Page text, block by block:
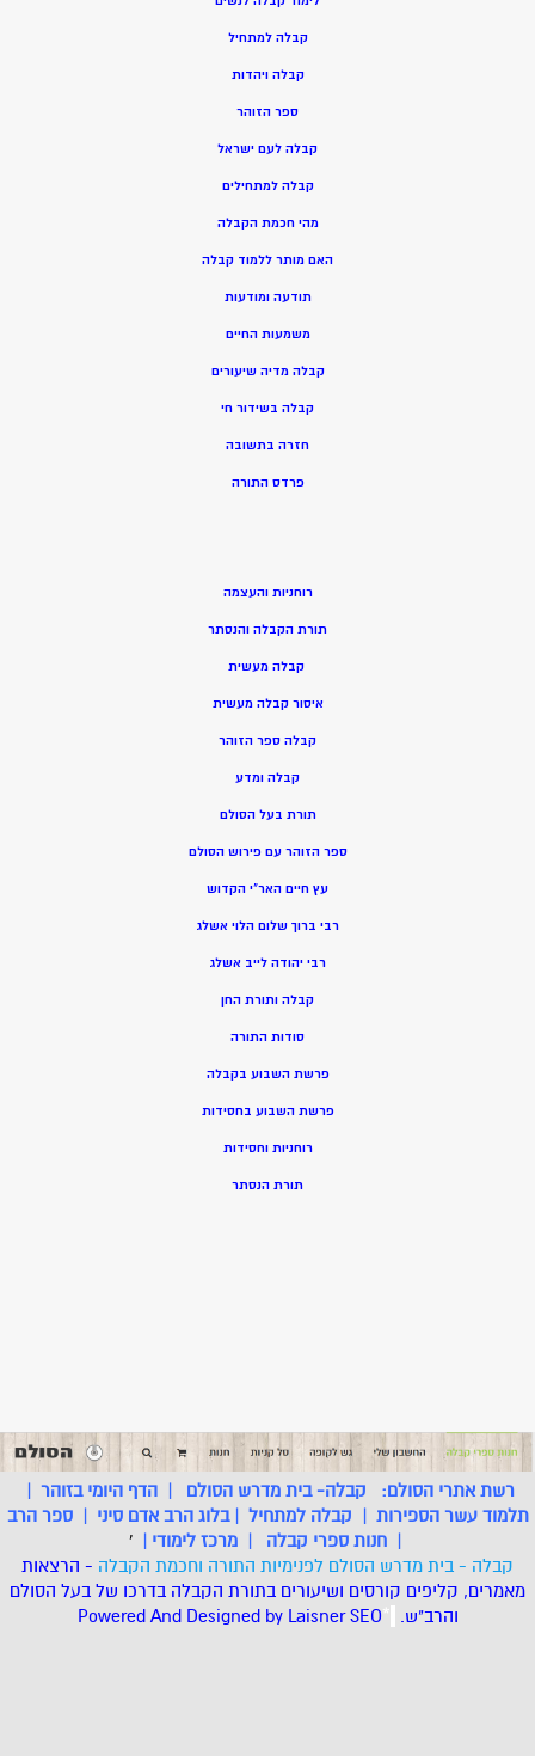
קבלה למתחיל
קבלה ויהדות
ספר הזוהר
קבלה לעם ישראל
קבלה למתחילים
מהי חכמת הקבלה
האם מותר ללמוד קבלה
תודעה ומודעות
משמעות החיים
קבלה מדיה שיעורים
קבלה בשידור חי
חזרה בתשובה
פרדס התורה
רוחניות והעצמה
תורת הקבלה והנסתר
קבלה מעשית
איסור קבלה מעשית
קבלה ספר הזוהר
קבלה ומדע
תורת בעל הסולם
ספר הזוהר עם פירוש הסולם
עץ חיים האר”י הקדוש
רבי ברוך שלום הלוי אשלג
רבי יהודה לייב אשלג
קבלה ותורת החן
סודות התורה
פרשת השבוע בקבלה
פרשת השבוע בחסידות
רוחניות וחסידות
תורת הנסתר
רשת אתרי הסולם: קבלה- בית מדרש הסולם |הדף היומי בזוהר |
תלמוד עשר הספירות | קבלה למתחיל |בלוג הרב אדם סיני |ספר הרב
| חנות ספרי קבלה | מרכז לימודי |
'
קבלה - בית מדרש הסולם לפנימיות התורה וחכמת הקבלה - הרצאות
מאמרים, קליפים קורסים ושיעורים בתורת הקבלה בדרכו של בעל הסולם
והרב"ש. *
Powered And Designed by LaisnerSEO